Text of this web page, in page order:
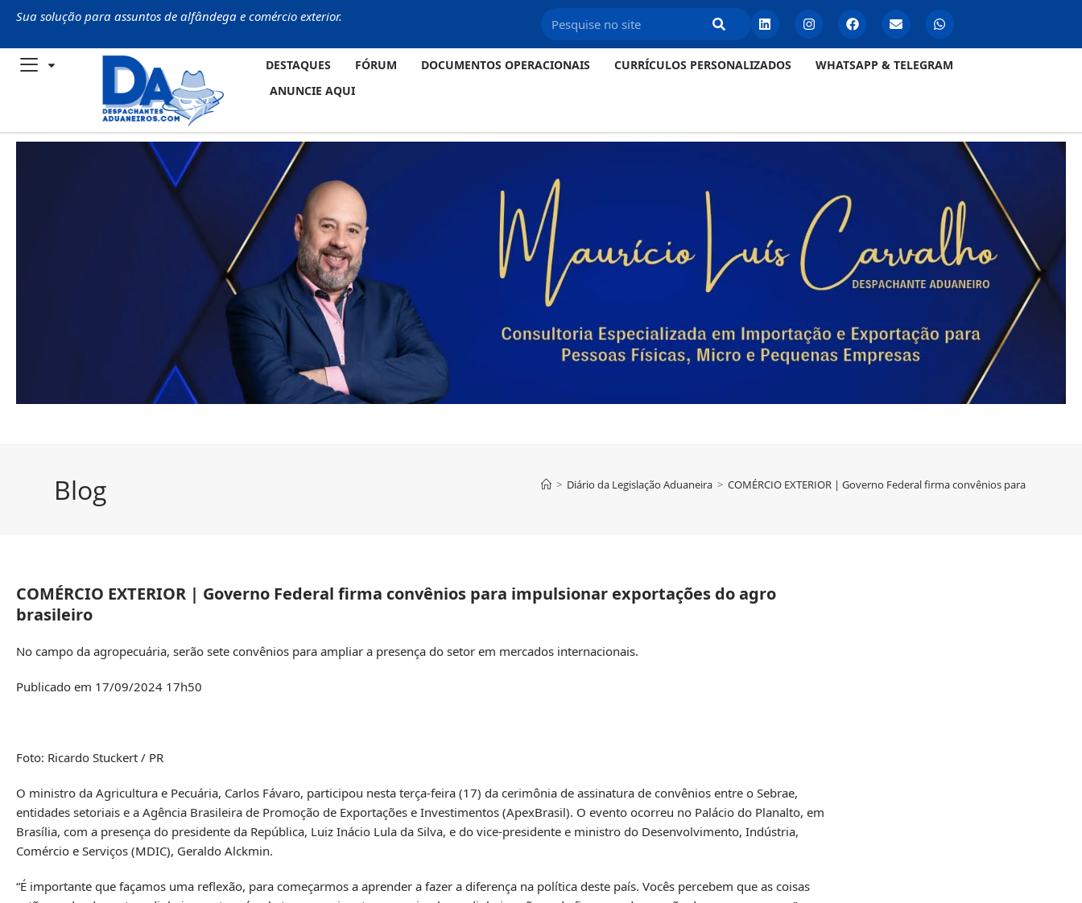
Sua solução para assuntos de alfândega e comércio exterior.
DESTAQUES FÓRUM DOCUMENTOS OPERACIONAIS CURRÍCULOS PERSONALIZADOS
WHATSAPP & TELEGRAM
ANUNCIE AQUI
Blog > Diário da Legislação Aduaneira > COMÉRCIO EXTERIOR | Governo Federal firma convênios para
COMÉRCIO EXTERIOR | Governo Federal firma convênios para impulsionar exportações do agro
brasileiro
No campo da agropecuária, serão sete convênios para ampliar a presença do setor em mercados internacionais.
Publicado em 17/09/2024 17h50
Foto: Ricardo Stuckert / PR
O ministro da Agricultura e Pecuária, Carlos Fávaro, participou nesta terça-feira (17) da cerimônia de assinatura de convênios entre o Sebrae,
entidades setoriais e a Agência Brasileira de Promoção de Exportações e Investimentos (ApexBrasil). O evento ocorreu no Palácio do Planalto, em
Brasília, com a presença do presidente da República, Luiz Inácio Lula da Silva, e do vice-presidente e ministro do Desenvolvimento, Indústria,
Comércio e Serviços (MDIC), Geraldo Alckmin.
“É importante que façamos uma reflexão, para começarmos a aprender a fazer a diferença na política deste país. Vocês percebem que as coisas